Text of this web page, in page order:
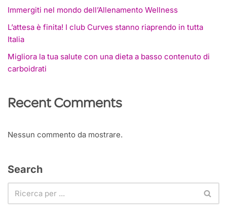
Immergiti nel mondo dell’Allenamento Wellness
L’attesa è finita! I club Curves stanno riaprendo in tutta
Italia
Migliora la tua salute con una dieta a basso contenuto di
carboidrati
Recent Comments
Nessun commento da mostrare.
Search